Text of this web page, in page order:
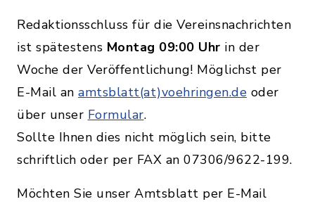
Redaktionsschluss für die Vereinsnachrichten
ist spätestens Montag 09:00 Uhr in der
Woche der Veröffentlichung! Möglichst per
E-Mail an amtsblatt(at)voehringen.de oder
über unser Formular.
Sollte Ihnen dies nicht möglich sein, bitte
schriftlich oder per FAX an 07306/9622-199.
Möchten Sie unser Amtsblatt per E-Mail